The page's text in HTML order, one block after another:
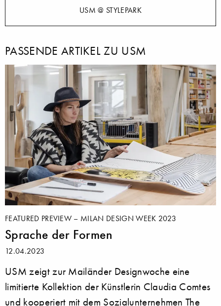
USM @ STYLEPARK
PASSENDE ARTIKEL ZU USM
FEATURED PREVIEW – MILAN DESIGN WEEK 2023
Sprache der Formen
12.04.2023
USM zeigt zur Mailänder Designwoche eine
limitierte Kollektion der Künstlerin Claudia Comtes
und kooperiert mit dem Sozialunternehmen The